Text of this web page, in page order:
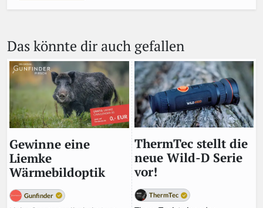
Das könnte dir auch gefallen
Gewinne eine
Liemke
Wärmebildoptik
Gunfinder
ThermTec stellt die
neue Wild-D Serie
vor!
ThermTec